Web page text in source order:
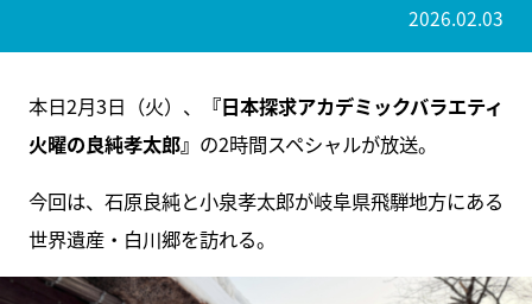
2026.02.03
本日2月3日（火）、
『日本探求アカデミックバラエティ
火曜の良純孝太郎』 の2時間スペシャルが放送。
今回は、石原良純と小泉孝太郎が岐阜県飛騨地方にある
世界遺産・白川郷を訪れる。